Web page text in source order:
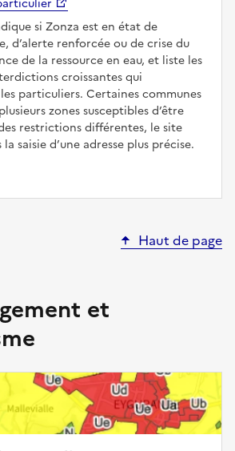
si Zonza est en état de
d’alerte renforcée ou de crise du
de la ressource en eau, et liste les
croissantes qui
particuliers. Certaines communes
zones susceptibles d’être
restrictions différentes, le site
saisie d’une adresse plus précise.
Haut de page
et